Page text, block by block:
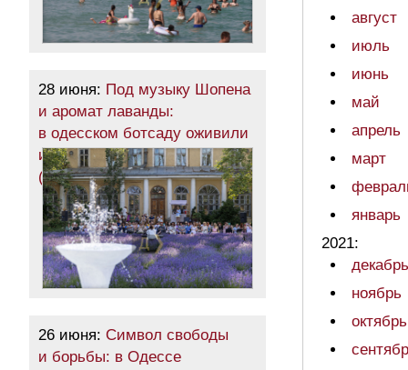
28 июня: Под музыку Шопена
и аромат лаванды:
в одесском ботсаду оживили
исторический фонтан
(фоторепортаж)
26 июня: Символ свободы
и борьбы: в Одессе
август
июль
июнь
май
апрель
март
январь
2021:
декабрь
ноябрь
октябрь